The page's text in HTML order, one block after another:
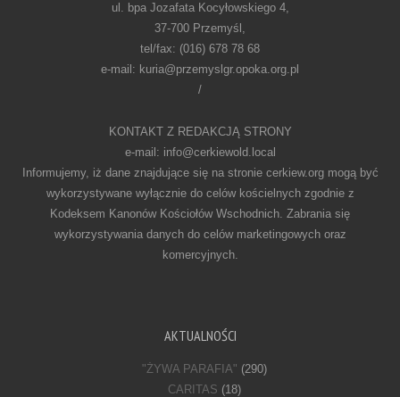
ul. bpa Jozafata Kocyłowskiego 4,
37-700 Przemyśl,
tel/fax: (016) 678 78 68
e-mail: kuria@przemyslgr.opoka.org.pl
/
KONTAKT Z REDAKCJĄ STRONY
e-mail: info@cerkiewold.local
Informujemy, iż dane znajdujące się na stronie cerkiew.org mogą być
wykorzystywane wyłącznie do celów kościelnych zgodnie z
Kodeksem Kanonów Kościołów Wschodnich. Zabrania się
wykorzystywania danych do celów marketingowych oraz
komercyjnych.
AKTUALNOŚCI
"ŻYWA PARAFIA" (290)
CARITAS (18)